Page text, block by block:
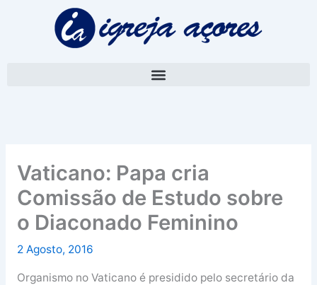
Vaticano: Papa cria
Comissão de Estudo sobre
o Diaconado Feminino
2 Agosto, 2016
Organismo no Vaticano é presidido pelo secretário da